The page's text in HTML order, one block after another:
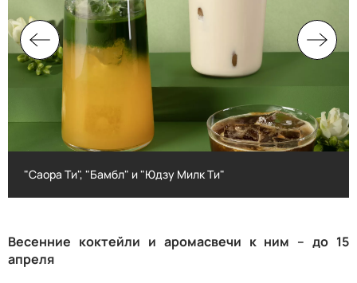
"Саора Ти", "Бамбл" и "Юдзу Милк Ти"
Весенние коктейли и аромасвечи к ним – до 15
апреля